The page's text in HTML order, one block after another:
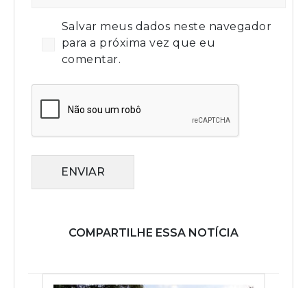
Salvar meus dados neste navegador
para a próxima vez que eu
comentar.
ENVIAR
COMPARTILHE ESSA NOTÍCIA